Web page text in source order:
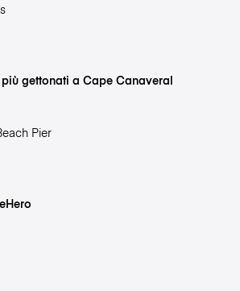
gettonati a Cape Canaveral
Pier